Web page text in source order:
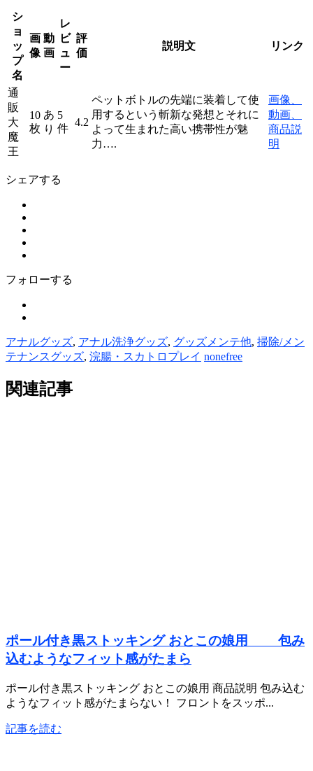
シ
ョ
ッ
プ
名
画
像
動
画
レ
ビ
ュ
ー
評
価
説明文 リンク
通
販
大
魔
王
10
枚
あ
り
5
件
4.2
ペットボトルの先端に装着して使
用するという斬新な発想とそれに
よって生まれた高い携帯性が魅
力….
画像、
動画、
商品説
明
シェアする
フォローする
アナルグッズ, アナル洗浄グッズ, グッズメンテ他, 掃除/メン
テナンスグッズ, 浣腸・スカトロプレイ nonefree
関連記事
ポール付き黒ストッキング おとこの娘用 包み
込むようなフィット感がたまら
ポール付き黒ストッキング おとこの娘用 商品説明 包み込む
ようなフィット感がたまらない！ フロントをスッポ...
記事を読む